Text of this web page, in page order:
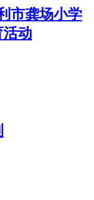
市龚场小学
动